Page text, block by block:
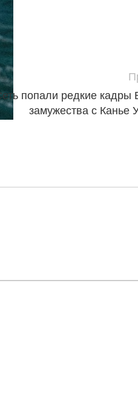
попали редкие кадры
замужества с Канье